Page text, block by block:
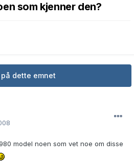
som kjenner den?
på dette emnet
model noen som vet noe om disse